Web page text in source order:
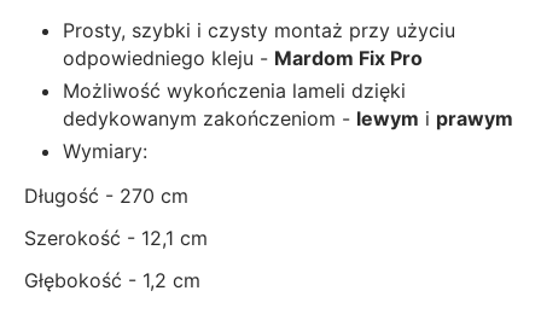
Prosty, szybki i czysty montaż przy użyciu
odpowiedniego kleju - Mardom Fix Pro
Możliwość wykończenia lameli dzięki
dedykowanym zakończeniom - lewym i prawym
Wymiary:
Długość - 270 cm
Szerokość - 12,1 cm
Głębokość - 1,2 cm